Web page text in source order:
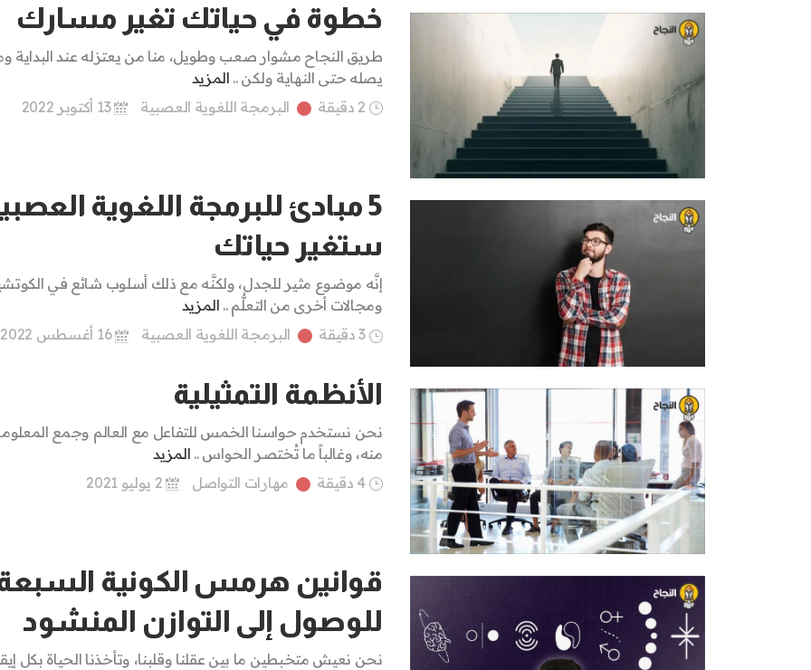
خطوة في حياتك تغير مسارك
طريق النجاح مشوار صعب وطويل، منا من يعتزله عند البداية
يصله حتى النهاية ولكن .. المزيد
2 دقيقة
البرمجة اللغوية العصبية 13 أكتوبر 2022
5 مبادئ للبرمجة اللغوية
ستغير حياتك
إنَّه موضوع مثير للجدل، ولكنَّه مع ذلك أسلوب شائع في
ومجالات أخرى من التعلُّم .. المزيد
3 دقيقة
البرمجة اللغوية العصبية 16 أغسطس 2022
الأنظمة التمثيلية
نحن نستخدم حواسنا الخمس للتفاعل مع العالم وجمع
منه، وغالباً ما تُختصر الحواس .. المزيد
4 دقيقة
مهارات التواصل 2 يوليو 2021
قوانين هرمس الكونية
للوصول إلى التوازن المنشود
نحن نعيش متخبطين ما بين عقلنا وقلبنا، وتأخذنا الحياة بكل